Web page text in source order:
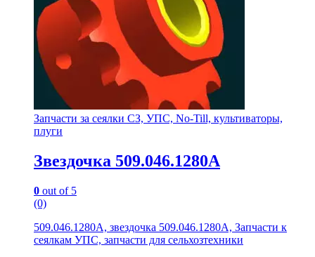
Запчасти за сеялки СЗ, УПС, No-Till, культиваторы,
плуги
Звездочка 509.046.1280А
0 out of 5
(0)
509.046.1280А, звездочка 509.046.1280А, Запчасти к
сеялкам УПС, запчасти для сельхозтехники